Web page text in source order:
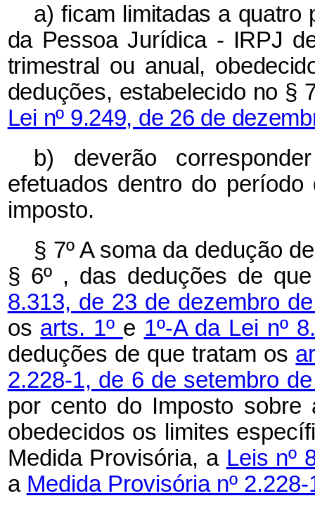
a) ficam limitadas a quatro
da Pessoa Jurídica - IRPJ
trimestral ou anual,
deduções, estabelecido no §
Lei nº 9.249, de 26 de
b) deverão
efetuados dentro do
imposto.
§ 7º A soma da dedução
§ 6º , das deduções de
8.313, de 23 de dezembro
os arts. 1º e 1º-A da Lei nº
deduções de que tratam os
2.228-1, de 6 de setembro
por cento do Imposto
obedecidos os limites
Medida Provisória, a Leis nº
a Medida Provisória nº